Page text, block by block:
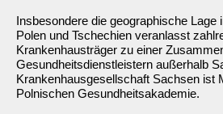
Insbesondere die geographische Lage
Polen und Tschechien veranlasst
Krankenhausträger zu einer
Gesundheitsdienstleistern außerhalb
Krankenhausgesellschaft Sachsen ist
Polnischen Gesundheitsakademie.